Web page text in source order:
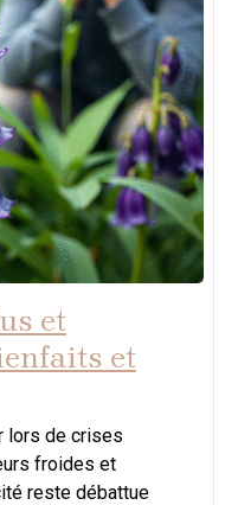
et
et
lors de crises
froides et
reste débattue